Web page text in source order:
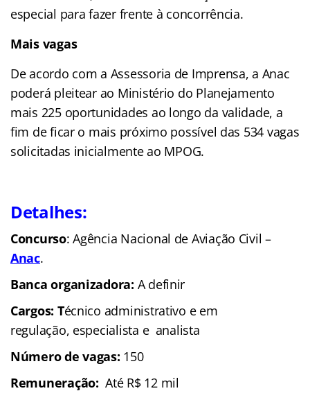
especial para fazer frente à concorrência.
Mais vagas
De acordo com a Assessoria de Imprensa, a Anac
poderá pleitear ao Ministério do Planejamento
mais 225 oportunidades ao longo da validade, a
fim de ficar o mais próximo possível das 534 vagas
solicitadas inicialmente ao MPOG.
Detalhes:
Concurso: Agência Nacional de Aviação Civil –
Anac.
Banca organizadora: A definir
Cargos: Técnico administrativo e em
regulação, especialista e analista
Número de vagas: 150
Remuneração:Até R$ 12 mil